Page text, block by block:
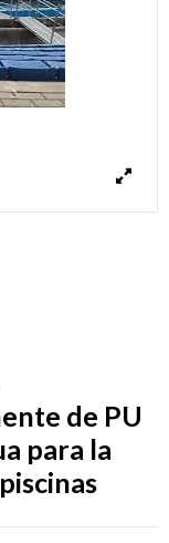
de PU
para la